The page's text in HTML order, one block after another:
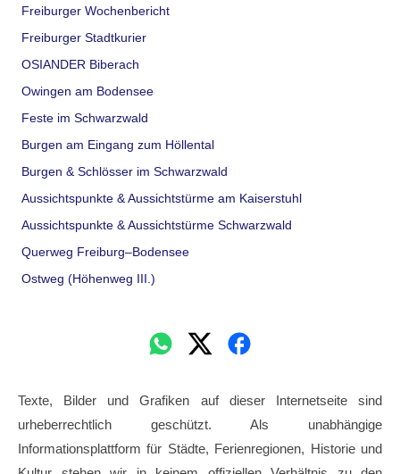
Freiburger Wochenbericht
Freiburger Stadtkurier
OSIANDER Biberach
Owingen am Bodensee
Feste im Schwarzwald
Burgen am Eingang zum Höllental
Burgen & Schlösser im Schwarzwald
Aussichtspunkte & Aussichtstürme am Kaiserstuhl
Aussichtspunkte & Aussichtstürme Schwarzwald
Querweg Freiburg–Bodensee
Ostweg (Höhenweg III.)
Texte, Bilder und Grafiken auf dieser Internetseite sind
urheberrechtlich geschützt. Als unabhängige
Informationsplattform für Städte, Ferienregionen, Historie und